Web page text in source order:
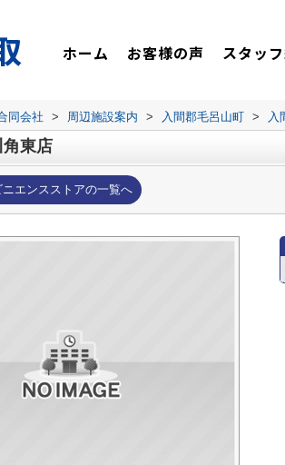
ホーム お客様の声 スタッ
同会社 > 周辺施設案内 > 入間郡毛呂山町 > 入
角東店
エンスストアの一覧へ